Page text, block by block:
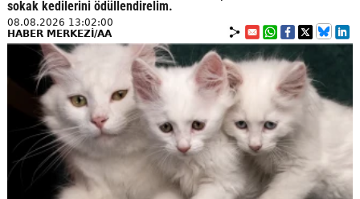
sokak kedilerini ödüllendirelim.
08.08.2026 13:02:00
HABER MERKEZİ/AA